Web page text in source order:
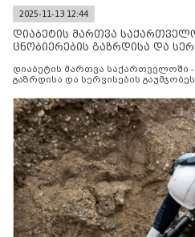
2025-11-13 12:44
დიაბეტის მართვა
ცნობიერების გაზრდისა და
დიაბეტის მართვა საქართველოში
გაზრდისა და სერვისების